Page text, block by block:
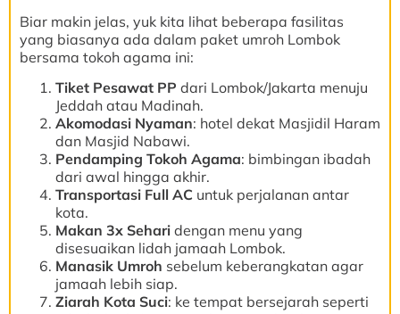
Biar makin jelas, yuk kita lihat beberapa fasilitas
yang biasanya ada dalam paket umroh Lombok
bersama tokoh agama ini:
Tiket Pesawat PP dari Lombok/Jakarta menuju
Jeddah atau Madinah.
Akomodasi Nyaman: hotel dekat Masjidil Haram
dan Masjid Nabawi.
Pendamping Tokoh Agama: bimbingan ibadah
dari awal hingga akhir.
Transportasi Full AC untuk perjalanan antar
kota.
Makan 3x Sehari dengan menu yang
disesuaikan lidah jamaah Lombok.
Manasik Umroh sebelum keberangkatan agar
jamaah lebih siap.
Ziarah Kota Suci: ke tempat bersejarah seperti